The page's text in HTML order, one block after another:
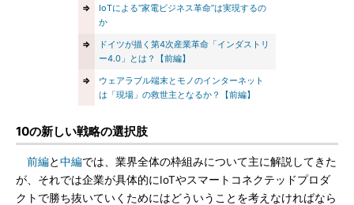
⇒
IoTによる“家電ビジネス革命”は実現するの
か
⇒
ドイツが描く第4次産業革命「インダストリ
ー4.0」とは？【前編】
⇒
ウェアラブル端末とモノのインターネット
は「現場」の救世主となるか？【前編】
10の新しい戦略の選択肢
前編と中編では、業界全体の枠組みについて主に解説してきた
が、それでは企業が具体的にIoTやスマートコネクテッドプロダ
クトで勝ち抜いていくためにはどういうことを考えなければなら